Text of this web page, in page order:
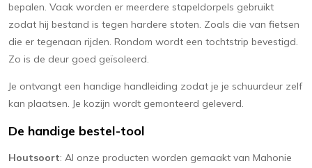
bepalen. Vaak worden er meerdere stapeldorpels gebruikt
zodat hij bestand is tegen hardere stoten. Zoals die van fietsen
die er tegenaan rijden. Rondom wordt een tochtstrip bevestigd.
Zo is de deur goed geïsoleerd.
Je ontvangt een handige handleiding zodat je je schuurdeur zelf
kan plaatsen. Je kozijn wordt gemonteerd geleverd.
De handige bestel-tool
Houtsoort: Al onze producten worden gemaakt van Mahonie